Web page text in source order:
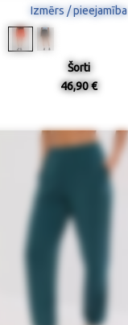
Izmērs / pieejamība
Šorti
46,90 €